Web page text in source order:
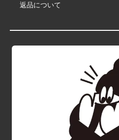
返品について